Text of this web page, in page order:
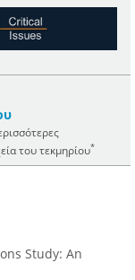
του τεκμηρίου*
Study: An